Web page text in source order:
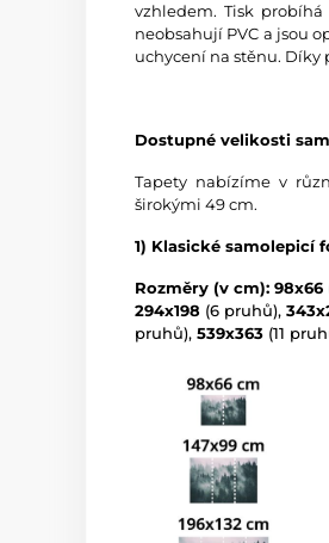
vzhledem. Tisk
neobsahují PVC a jsou
uchycení na stěnu. Díky
Dostupné velikosti
Tapety nabízíme v
širokými 49 cm.
1) Klasické samolepicí
Rozměry (v cm): 98x66
294x198 (6 pruhů),
pruhů), 539x363 (11